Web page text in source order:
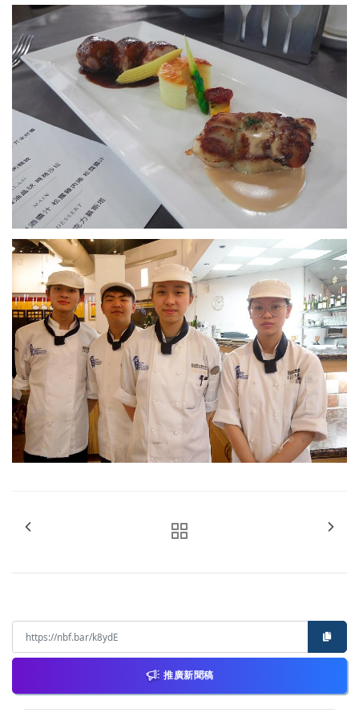
推廣新聞稿